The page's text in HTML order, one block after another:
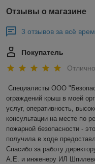
Отзывы о магазине
3 отзывов за всё
Покупатель
Отлично
Специалисты ООО
ограждений крыш в моей
услуг, оперативность,
консультации на месте по
пожарной безопасности -
получила в ходе
Спасибо за работу
А.Е. и инженеру ИЛ